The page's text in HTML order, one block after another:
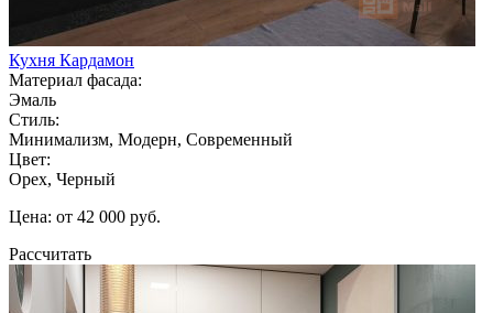
Кухня Кардамон
Материал фасада:
Эмаль
Стиль:
Минимализм, Модерн, Современный
Цвет:
Орех, Черный
Цена: от 42 000 руб.
Рассчитать